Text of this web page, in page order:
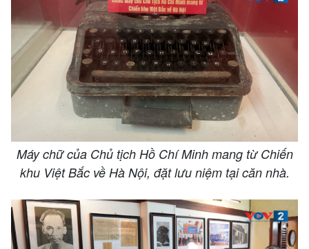
Máy chữ của Chủ tịch Hồ Chí Minh mang từ Chiến
khu Việt Bắc về Hà Nội, đặt lưu niệm tại căn nhà.